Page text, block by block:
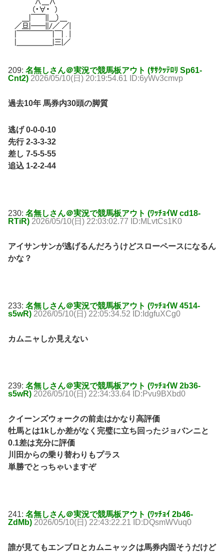
209: 名無しさん＠実況で競馬板アウト (ｻｻｸｯﾃﾛﾘ Sp61-
Cnt2) 2026/05/10(日) 20:19:54.61 ID:6yWv3cmvp
過去10年 馬券内30頭の脚質
逃げ 0-0-0-10
先行 2-3-3-32
差し 7-5-5-55
追込 1-2-2-44
230: 名無しさん＠実況で競馬板アウト (ﾜｯﾁｮｲW cd18-
RTiR) 2026/05/10(日) 22:03:02.77 ID:MLvtCs1K0
アイサンサンが逃げるんだろうけどスローペースになるん
かな？
233: 名無しさん＠実況で競馬板アウト (ﾜｯﾁｮｲW 4514-
s5wR) 2026/05/10(日) 22:05:34.52 ID:IdgfuXCg0
カムニャしか見えない
239: 名無しさん＠実況で競馬板アウト (ﾜｯﾁｮｲW 2b36-
s5wR) 2026/05/10(日) 22:34:33.64 ID:Pvu9BXbd0
クイーンズウォークの前走はかなり高評価
牡馬とは1kしか差がなく完璧に立ち回ったジョバンニと
0.1差は充分に評価
川田からの乗り替わりもプラス
単勝でとっちゃいますぞ
241: 名無しさん＠実況で競馬板アウト (ﾜｯﾁｮｲ 2b46-
ZdMb) 2026/05/10(日) 22:43:22.21 ID:DQsmWVuq0
誰が見てもエンブロとカムニャックは馬券内固そうだけど